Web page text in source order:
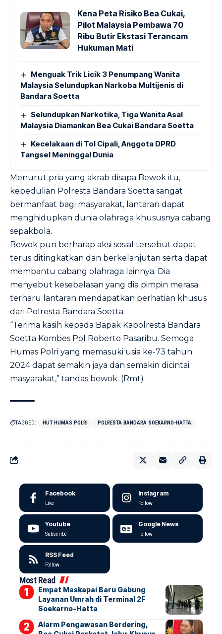
Kena Peta Risiko Bea Cukai,
Pilot Malaysia Pembawa 70
Ribu Butir Ekstasi Terancam
Hukuman Mati
Menguak Trik Licik 3 Penumpang Wanita
Malaysia Selundupkan Narkoba Multijenis di
Bandara Soetta
Selundupkan Narkotika, Tiga Wanita Asal
Malaysia Diamankan Bea Cukai Bandara Soetta
Kecelakaan di Tol Cipali, Anggota DPRD
Tangsel Meninggal Dunia
Menurut pria yang akrab disapa Bewok itu,
kepedulian Polresta Bandara Soetta sangat
bermanfaat bagi masyarakat, lantaran dapat
menghidupkan dunia olahraga khususnya cabang
sepakbola.
Bewok pun berharap aksi sosial tersebut dapat
terus ditingkatkan dan berkelanjutan serta dapat
membantu cabang olahraga lainnya. Dia
menyebut kesebelasan yang dia pimpin merasa
terharu lantaran mendapatkan perhatian khusus
dari Polresta Bandara Soetta.
“Terima kasih kepada Bapak Kapolresta Bandara
Soetta Kombes Pol Roberto Pasaribu. Semoga
Humas Polri yang memasuki usia ke-73 tahun
2024 dapat semakin jaya dan semakin dicintai
masyarakat,” tandas bewok. (Rmt)
TAGGED: HUT HUMAS POLRI POLRESTA BANDARA SOEKARNO-HATTA
Facebook
Like
Instagram
Follow
Youtube
Subscribe
Google News
Follow
RSS Feed
Follow
Most Read
Empat Maskapai Baru Gabung
Layanan Umrah di Terminal 2F
Soekarno-Hatta
Alarm Pengawasan Berdering,